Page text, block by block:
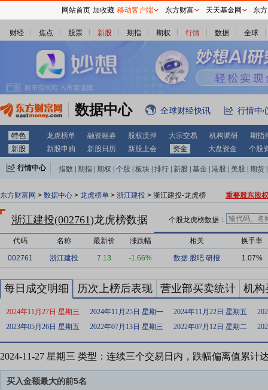
财经 焦点 股票 新股 期指 期权 行情 数据 全球
数据中心 全球财经快讯 行情中
特色 龙虎榜单 融资融券 股权质押 大宗交易 机构调研
期指
新股
新股申购 新股日历 新股上会 资金 大盘资金 个股
行情中心 指数 期指 期权 个股 板块 排行 新股 基金 港股 美股 期货
东方财富网 > 数据中心 > 龙虎榜单 > 浙江建投 > 浙江建投-龙虎榜 重要股东股
浙江建投(002761)龙虎榜数据 个股龙虎榜数据：
代码 名称 最新价 涨跌幅 相关 换手率
002761 浙江建投 7.13 -1.66% 数据 股吧 研报 1.07%
每日成交明细 历次上榜后表现 营业部买卖统计 机构
2024年11月27日 星期三 2024年11月25日 星期一 2024年11月22日 星期五
2023年05月26日 星期五
2022年07月13日 星期三 2022年07月12日 星期二
2024-11-27 星期三 类型：连续三个交易日内，跌幅偏离值累计
买入金额最大的前5名
网站首页 加收藏 移动客户端 东方财富 天天基金网 东